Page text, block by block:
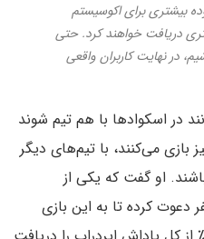
بیشتری برای اکوسیستم
دریافت خواهند کرد. حتی
در نهایت کاربران واقعی
در اسکوادها با هم تیم شوند
بازی می‌کنند، با تیم‌های دیگر
او گفت که یکی از
تلگرام از ۲۰۰,۰۰۰ نفر دعوت کرده تا به این بازی